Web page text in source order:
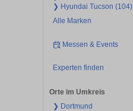
❯ Hyundai Tucson (104)
Alle Marken
Messen & Events
Experten finden
Orte im Umkreis
❯ Dortmund